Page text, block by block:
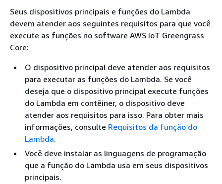
Seus dispositivos principais e funções do Lambda
devem atender aos seguintes requisitos para que você
execute as funções no software AWS IoT Greengrass
Core:
O dispositivo principal deve atender aos requisitos
para executar as funções do Lambda. Se você
deseja que o dispositivo principal execute funções
do Lambda em contêiner, o dispositivo deve
atender aos requisitos para isso. Para obter mais
informações, consulte Requisitos da função do
Lambda.
Você deve instalar as linguagens de programação
que a função do Lambda usa em seus dispositivos
principais.